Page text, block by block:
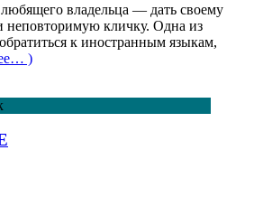
владельца — дать своему
кличку. Одна из
к иностранным языкам,
)